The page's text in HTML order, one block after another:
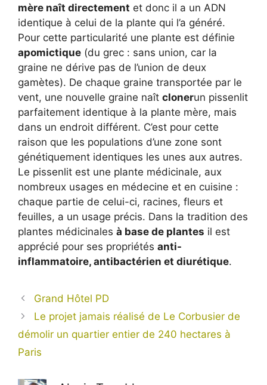
mère naît directement et donc il a un ADN
identique à celui de la plante qui l’a généré.
Pour cette particularité une plante est définie
apomictique (du grec : sans union, car la
graine ne dérive pas de l’union de deux
gamètes). De chaque graine transportée par le
vent, une nouvelle graine naît clonerun pissenlit
parfaitement identique à la plante mère, mais
dans un endroit différent. C’est pour cette
raison que les populations d’une zone sont
génétiquement identiques les unes aux autres.
Le pissenlit est une plante médicinale, aux
nombreux usages en médecine et en cuisine :
chaque partie de celui-ci, racines, fleurs et
feuilles, a un usage précis. Dans la tradition des
plantes médicinales à base de plantes il est
apprécié pour ses propriétés anti-
inflammatoire, antibactérien et diurétique.
Grand Hôtel PD
Le projet jamais réalisé de Le Corbusier de
démolir un quartier entier de 240 hectares à
Paris